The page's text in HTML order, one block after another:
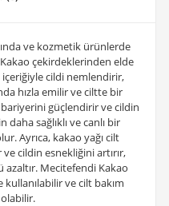
ve kozmetik ürünlerde
Kakao çekirdeklerinden elde
cildi nemlendirir,
hızla emilir ve ciltte bir
bariyerini güçlendirir ve cildin
sağlıklı ve canlı bir
Ayrıca, kakao yağı cilt
cildin esnekliğini artırır,
azaltır. Mecitefendi Kakao
kullanılabilir ve cilt bakım